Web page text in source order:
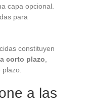
capa opcional.
para
constituyen
corto plazo
a las